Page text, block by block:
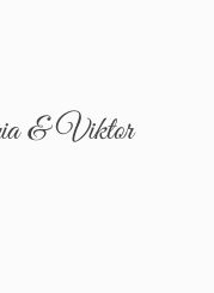
& Viktor